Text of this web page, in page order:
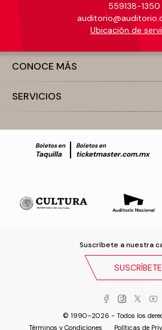
559138-1350
Ubicación de
CONOCE MÁS
SERVICIOS
Boletos en
Taquilla
Boletos en
ticketmaster.com.mx
Suscríbete a nuestra
SUSCRÍBETE
© 1990–2026 - Todos los
Términos y Condiciones
Políticas de